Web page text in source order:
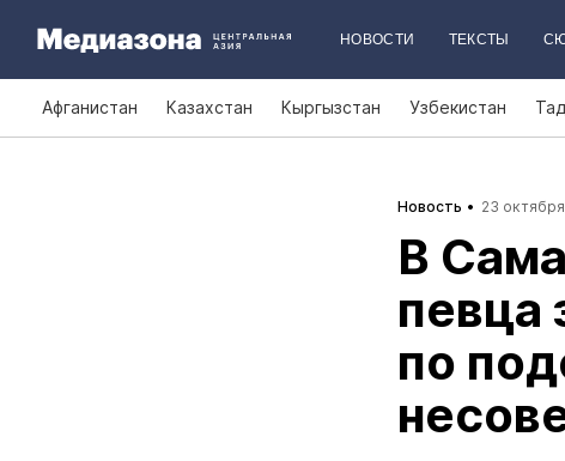
НОВОСТИ ТЕКСТЫ
Афганистан Казахстан Кыргызстан Узбекистан
Новость 23
В
певца
по